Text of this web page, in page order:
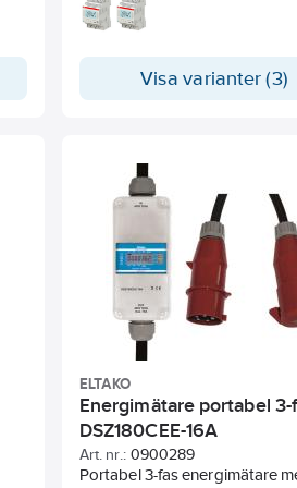
DIN-moduler, 70 % återvunnen
Visa varianter (3)
ELTAKO
Energimätare portabel 3-
DSZ180CEE-16A
Art. nr.: 0900289
Portabel 3-fas energimätare